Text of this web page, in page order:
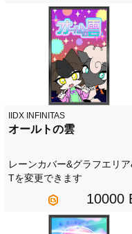
IIDX INFINITAS
オールトの雲
レーンカバー&グラフエリ
Tを変更できます
10000